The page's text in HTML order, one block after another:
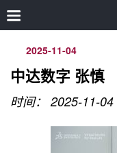
2025-11-04
中达数字 张慎
时间： 2025-11-04